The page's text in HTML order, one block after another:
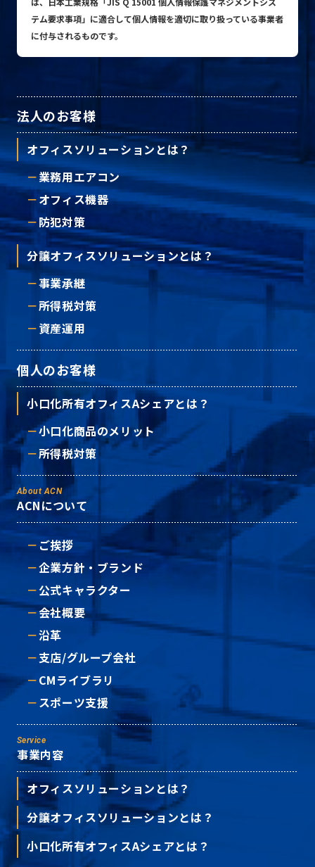
テム要求事項」に適合して個人情報を適切に取り扱っている事業者
に付与されるものです。
法人のお客様
オフィスソリューションとは？
業務用エアコン
オフィス機器
防犯対策
分譲オフィスソリューションとは？
事業承継
所得税対策
資産運用
個人のお客様
小口化所有オフィスAシェアとは？
小口化商品のメリット
所得税対策
About ACN
ACNについて
ご挨拶
企業方針・ブランド
公式キャラクター
会社概要
沿革
支店/グループ会社
CMライブラリ
スポーツ支援
Service
事業内容
オフィスソリューションとは？
分譲オフィスソリューションとは？
小口化所有オフィスAシェアとは？